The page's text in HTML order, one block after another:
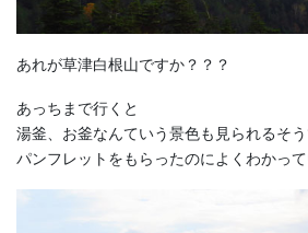
あれが草津白根山ですか？？？
あっちまで行くと
湯釜、お釜なんていう景色も見られるそ
パンフレットをもらったのによくわかっ